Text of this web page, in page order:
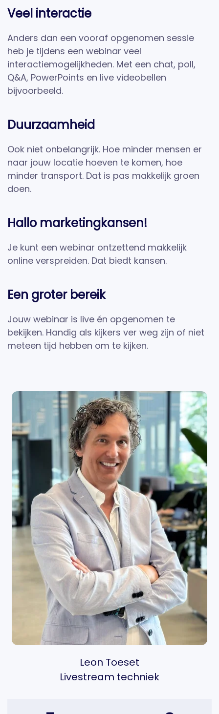
Veel interactie
Anders dan een vooraf opgenomen sessie
heb je tijdens een webinar veel
interactiemogelijkheden. Met een chat, poll,
Q&A, PowerPoints en live videobellen
bijvoorbeeld.
Duurzaamheid
Ook niet onbelangrijk. Hoe minder mensen er
naar jouw locatie hoeven te komen, hoe
minder transport. Dat is pas makkelijk groen
doen.
Hallo marketingkansen!
Je kunt een webinar ontzettend makkelijk
online verspreiden. Dat biedt kansen.
Een groter bereik
Jouw webinar is live én opgenomen te
bekijken. Handig als kijkers ver weg zijn of niet
meteen tijd hebben om te kijken.
Leon Toeset
Livestream techniek